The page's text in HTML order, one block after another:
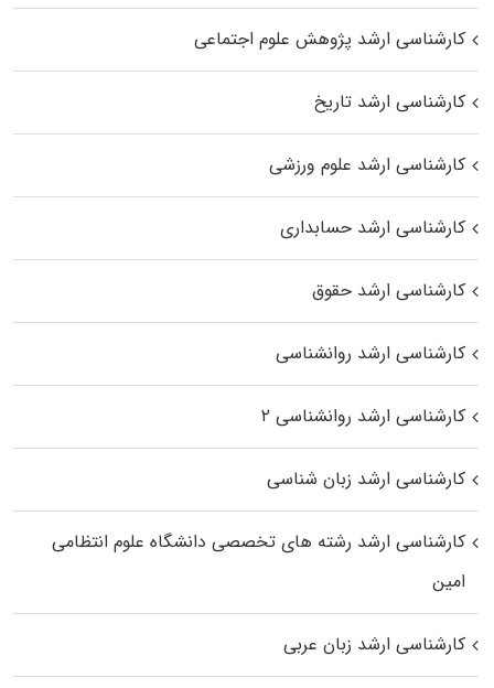
کارشناسی ارشد پژوهش علوم اجتماعی
کارشناسی ارشد تاریخ
کارشناسی ارشد علوم ورزشی
کارشناسی ارشد حسابداری
کارشناسی ارشد حقوق
کارشناسی ارشد روانشناسی
کارشناسی ارشد روانشناسی ۲
کارشناسی ارشد زبان شناسی
کارشناسی ارشد رﺷﺘﻪ ﻫﺎی تخصصی داﻧﺸﮕﺎه ﻋﻠﻮم انتظامی
اﻣﻴﻦ
کارشناسی ارشد زبان عربی